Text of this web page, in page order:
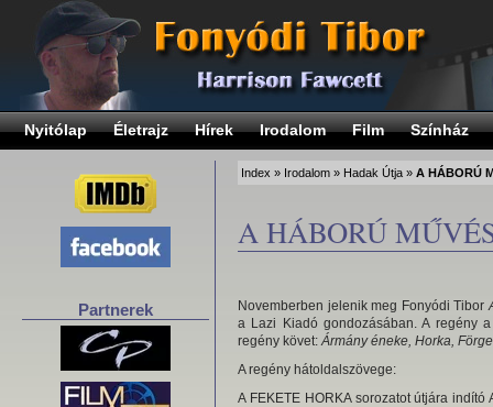
Nyitólap Életrajz Hírek Irodalom Film Színház
Partnerek
Index » Irodalom » Hadak Útja » A HÁBORÚ
A HÁBORÚ
Novemberben jelenik meg Fonyódi Tibor
a Lazi Kiadó gondozásában. A regény
regény követ:Ármány éneke, Horka,
A regény hátoldalszövege:
A FEKETE HORKA sorozatot útjára